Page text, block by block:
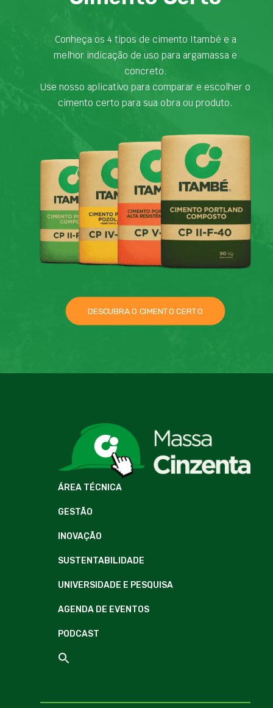
Conheça os 4 tipos de cimento Itambé e a
melhor indicação de uso para argamassa e
concreto.
Use nosso aplicativo para comparar e escolher o
cimento certo para sua obra ou produto.
DESCUBRA O CIMENTO CERTO
ÁREA TÉCNICA
GESTÃO
INOVAÇÃO
SUSTENTABILIDADE
UNIVERSIDADE E PESQUISA
AGENDA DE EVENTOS
PODCAST